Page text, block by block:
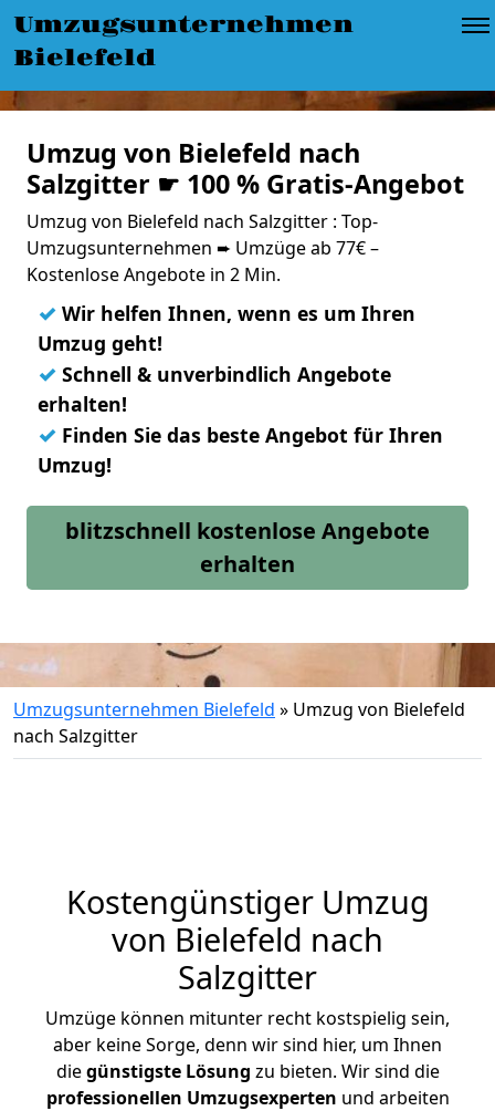
Umzugsunternehmen
Bielefeld
Umzug von Bielefeld nach
Salzgitter ☛ 100 % Gratis-Angebot
Umzug von Bielefeld nach Salzgitter : Top-
Umzugsunternehmen ➨ Umzüge ab 77€ –
Kostenlose Angebote in 2 Min.
✓ Wir helfen Ihnen, wenn es um Ihren
Umzug geht!
✓ Schnell & unverbindlich Angebote
erhalten!
✓ Finden Sie das beste Angebot für Ihren
Umzug!
blitzschnell kostenlose Angebote
erhalten
Umzugsunternehmen Bielefeld » Umzug von Bielefeld
nach Salzgitter
Kostengünstiger Umzug
von Bielefeld nach
Salzgitter
Umzüge können mitunter recht kostspielig sein,
aber keine Sorge, denn wir sind hier, um Ihnen
diegünstigste Lösung zu bieten. Wir sind die
professionellen Umzugsexperten und arbeiten